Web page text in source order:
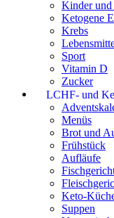
Kinder und
Ketogene
Krebs
Sport
Vitamin D
Zucker
LCHF- und
Menüs
Brot und
Frühstück
Aufläufe
Keto-
Suppen